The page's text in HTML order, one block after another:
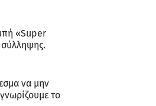
«Super
σύλληψης.
να μην
το